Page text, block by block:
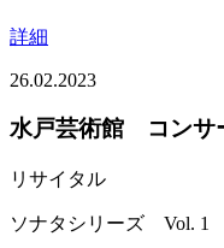
詳細
26.02.2023
水戸芸術館 コンサ
リサイタル
ソナタシリーズ Vol. 1